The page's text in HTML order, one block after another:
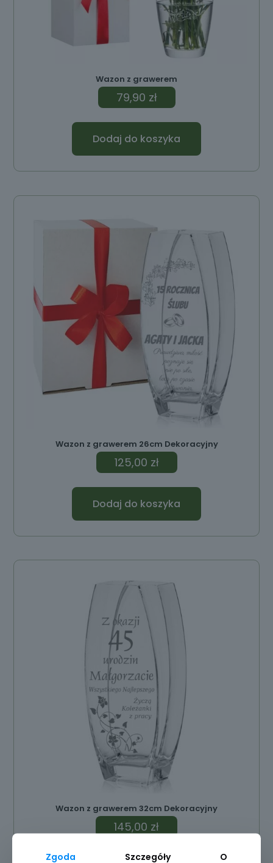
Wazon z grawerem
79,90 zł
Dodaj do koszyka
Wazon z grawerem 26cm Dekoracyjny
125,00 zł
Dodaj do koszyka
Wazon z grawerem 32cm Dekoracyjny
145,00 zł
Zgoda Szczegóły O